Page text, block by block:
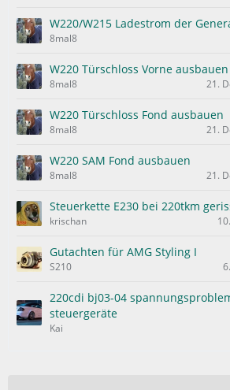
W220/W215 Ladestrom der
8mal8
W220 Türschloss Vorne ausbauen
8mal8 21.
W220 Türschloss Fond ausbauen
8mal8 21.
W220 SAM Fond ausbauen
8mal8 21.
Steuerkette E230 bei 220tkm
krischan
Gutachten für AMG Styling I
S210
220cdi bj03-04
steuergeräte
Kai